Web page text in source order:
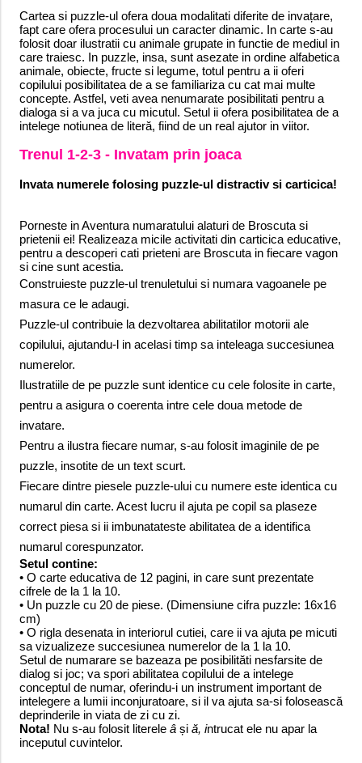
Cartea si puzzle-ul ofera doua modalitati diferite de invațare,
fapt care ofera procesului un caracter dinamic. In carte s-au
folosit doar ilustratii cu animale grupate in functie de mediul in
care traiesc. In puzzle, insa, sunt asezate in ordine alfabetica
animale, obiecte, fructe si legume, totul pentru a ii oferi
copilului posibilitatea de a se familiariza cu cat mai multe
concepte. Astfel, veti avea nenumarate posibilitati pentru a
dialoga si a va juca cu micutul. Setul ii ofera posibilitatea de a
intelege notiunea de literă, fiind de un real ajutor in viitor.
Trenul 1-2-3 - Invatam prin joaca
Invata numerele folosing puzzle-ul distractiv si carticica!
Porneste in Aventura numaratului alaturi de Broscuta si
prietenii ei! Realizeaza micile activitati din carticica educative,
pentru a descoperi cati prieteni are Broscuta in fiecare vagon
si cine sunt acestia.
Construieste puzzle-ul trenuletului si numara vagoanele pe
masura ce le adaugi.
Puzzle-ul contribuie la dezvoltarea abilitatilor motorii ale
copilului, ajutandu-l in acelasi timp sa inteleaga succesiunea
numerelor.
Ilustratiile de pe puzzle sunt identice cu cele folosite in carte,
pentru a asigura o coerenta intre cele doua metode de
invatare.
Pentru a ilustra fiecare numar, s-au folosit imaginile de pe
puzzle, insotite de un text scurt.
Fiecare dintre piesele puzzle-ului cu numere este identica cu
numarul din carte. Acest lucru il ajuta pe copil sa plaseze
correct piesa si ii imbunatateste abilitatea de a identifica
numarul corespunzator.
Setul contine:
• O carte educativa de 12 pagini, in care sunt prezentate
cifrele de la 1 la 10.
• Un puzzle cu 20 de piese. (Dimensiune cifra puzzle: 16x16
cm)
• O rigla desenata in interiorul cutiei, care ii va ajuta pe micuti
sa vizualizeze succesiunea numerelor de la 1 la 10.
Setul de numarare se bazeaza pe posibilităti nesfarsite de
dialog si joc; va spori abilitatea copilului de a intelege
conceptul de numar, oferindu-i un instrument important de
intelegere a lumii inconjuratoare, si il va ajuta sa-si folosească
deprinderile in viata de zi cu zi.
Nota! Nu s-au folosit literele â și ă, intrucat ele nu apar la
inceputul cuvintelor.